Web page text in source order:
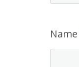
Name